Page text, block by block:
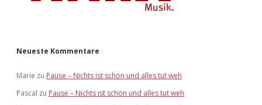
Neueste Kommentare
Marie zu Pause – Nichts ist schön und alles tut weh
Pascal zu Pause – Nichts ist schön und alles tut weh